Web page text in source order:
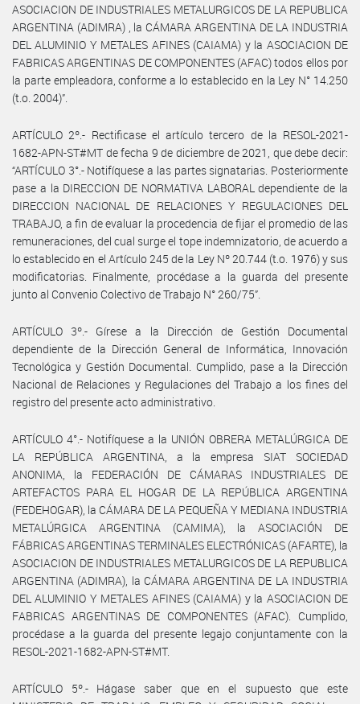
ASOCIACION DE INDUSTRIALES METALURGICOS DE LA REPUBLICA
ARGENTINA (ADIMRA) , la CÁMARA ARGENTINA DE LA INDUSTRIA
DEL ALUMINIO Y METALES AFINES (CAIAMA) y la ASOCIACION DE
FABRICAS ARGENTINAS DE COMPONENTES (AFAC) todos ellos por
la parte empleadora, conforme a lo establecido en la Ley N° 14.250
(t.o. 2004)”.
ARTÍCULO 2º.- Rectificase el artículo tercero de la RESOL-2021-
1682-APN-ST#MT de fecha 9 de diciembre de 2021, que debe decir:
“ARTÍCULO 3°.- Notifíquese a las partes signatarias. Posteriormente
pase a la DIRECCION DE NORMATIVA LABORAL dependiente de la
DIRECCION NACIONAL DE RELACIONES Y REGULACIONES DEL
TRABAJO, a fin de evaluar la procedencia de fijar el promedio de las
remuneraciones, del cual surge el tope indemnizatorio, de acuerdo a
lo establecido en el Artículo 245 de la Ley Nº 20.744 (t.o. 1976) y sus
modificatorias. Finalmente, procédase a la guarda del presente
junto al Convenio Colectivo de Trabajo N° 260/75”.
ARTÍCULO 3º.- Gírese a la Dirección de Gestión Documental
dependiente de la Dirección General de Informática, Innovación
Tecnológica y Gestión Documental. Cumplido, pase a la Dirección
Nacional de Relaciones y Regulaciones del Trabajo a los fines del
registro del presente acto administrativo.
ARTÍCULO 4°.- Notifíquese a la UNIÓN OBRERA METALÚRGICA DE
LA REPÚBLICA ARGENTINA, a la empresa SIAT SOCIEDAD
ANONIMA, la FEDERACIÓN DE CÁMARAS INDUSTRIALES DE
ARTEFACTOS PARA EL HOGAR DE LA REPÚBLICA ARGENTINA
(FEDEHOGAR), la CÁMARA DE LA PEQUEÑA Y MEDIANA INDUSTRIA
METALÚRGICA ARGENTINA (CAMIMA), la ASOCIACIÓN DE
FÁBRICAS ARGENTINAS TERMINALES ELECTRÓNICAS (AFARTE), la
ASOCIACION DE INDUSTRIALES METALURGICOS DE LA REPUBLICA
ARGENTINA (ADIMRA), la CÁMARA ARGENTINA DE LA INDUSTRIA
DEL ALUMINIO Y METALES AFINES (CAIAMA) y la ASOCIACION DE
FABRICAS ARGENTINAS DE COMPONENTES (AFAC). Cumplido,
procédase a la guarda del presente legajo conjuntamente con la
RESOL-2021-1682-APN-ST#MT.
ARTÍCULO 5º.- Hágase saber que en el supuesto que este